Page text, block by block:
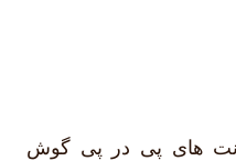
های پی در پی گوش